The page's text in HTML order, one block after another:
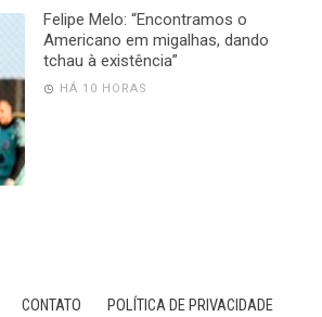
Felipe Melo: “Encontramos o
Americano em migalhas, dando
tchau à existência”
HÁ 10 HORAS
CONTATO
POLÍTICA DE PRIVACIDADE